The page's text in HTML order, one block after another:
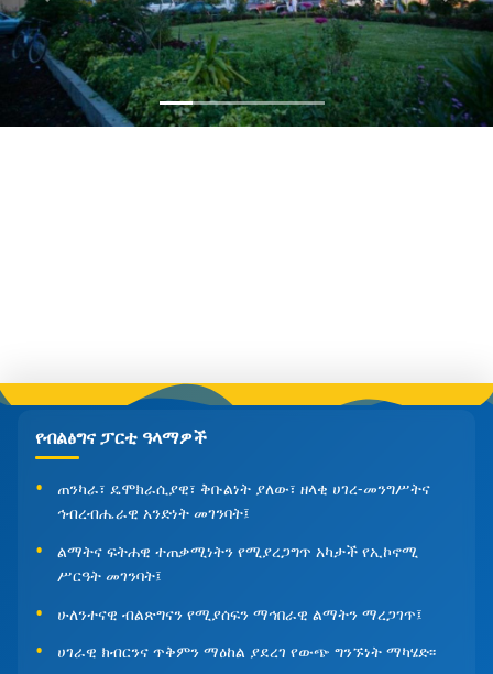
የብልፅግና ፓርቲ ዓላማዎች
ጠንካራ፣ ዴሞክራሲያዊ፣ ቅቡልነት ያለው፣ ዘላቂ ሀገረ-መንግሥትና
ኅብረብሔራዊ አንድነት መገንባት፤
ልማትና ፍትሐዊ ተጠቃሚነትን የሚያረጋግጥ አካታች የኢኮኖሚ
ሥርዓት መገንባት፤
ሁለንተናዊ ብልጽግናን የሚያሰፍን ማኅበራዊ ልማትን ማረጋገጥ፤
ሀገራዊ ክብርንና ጥቅምን ማዕከል ያደረገ የውጭ ግንኙነት ማካሄድ፡፡